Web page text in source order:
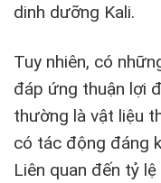
dinh dưỡng Kali.
Tuy nhiên, có
đáp ứng thuận lợi
thường là vật liệu
có tác động đáng
Liên quan đến tỷ